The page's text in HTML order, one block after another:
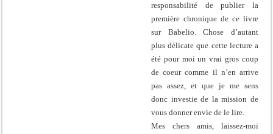
responsabilité de publier la
première chronique de ce livre
sur Babelio. Chose d’autant
plus délicate que cette lecture a
été pour moi un vrai gros coup
de coeur comme il n’en arrive
pas assez, et que je me sens
donc investie de la mission de
vous donner envie de le lire.
Mes chers amis, laissez-moi